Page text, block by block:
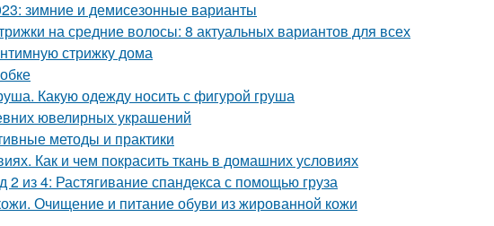
зимние и демисезонные варианты
на средние волосы: 8 актуальных вариантов для всех
стрижку дома
Какую одежду носить с фигурой груша
ювелирных украшений
методы и практики
Как и чем покрасить ткань в домашних условиях
2 из 4: Растягивание спандекса с помощью груза
Очищение и питание обуви из жированной кожи